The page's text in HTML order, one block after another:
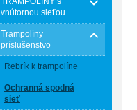
vnútornou sieťou
Trampolíny
príslušenstvo
Rebrík k trampolíne
Ochranná spodná
sieť